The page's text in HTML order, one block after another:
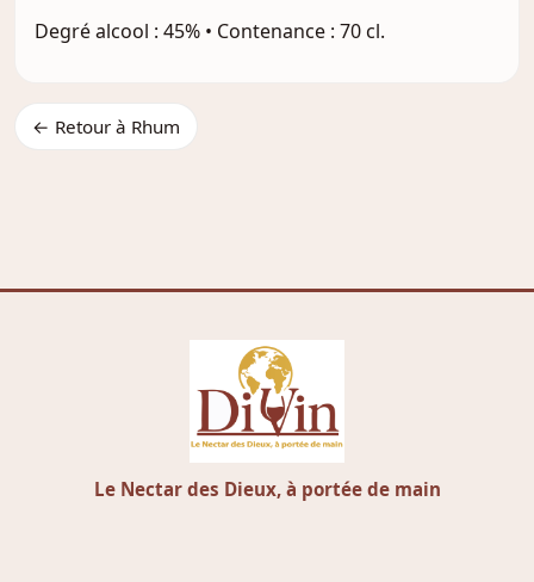
Degré alcool : 45% • Contenance : 70 cl.
← Retour à Rhum
Le Nectar des Dieux, à portée de main